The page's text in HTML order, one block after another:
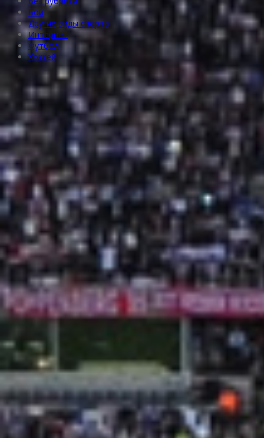
Бои
Другие виды спорта
Интернет
Футбол
Хоккей